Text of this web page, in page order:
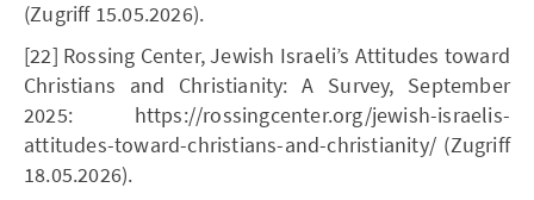
(Zugriff 15.05.2026).
[22] Rossing Center, Jewish Israeli’s Attitudes toward
Christians and Christianity: A Survey, September
2025: https://rossingcenter.org/jewish-israelis-
attitudes-toward-christians-and-christianity/ (Zugriff
18.05.2026).